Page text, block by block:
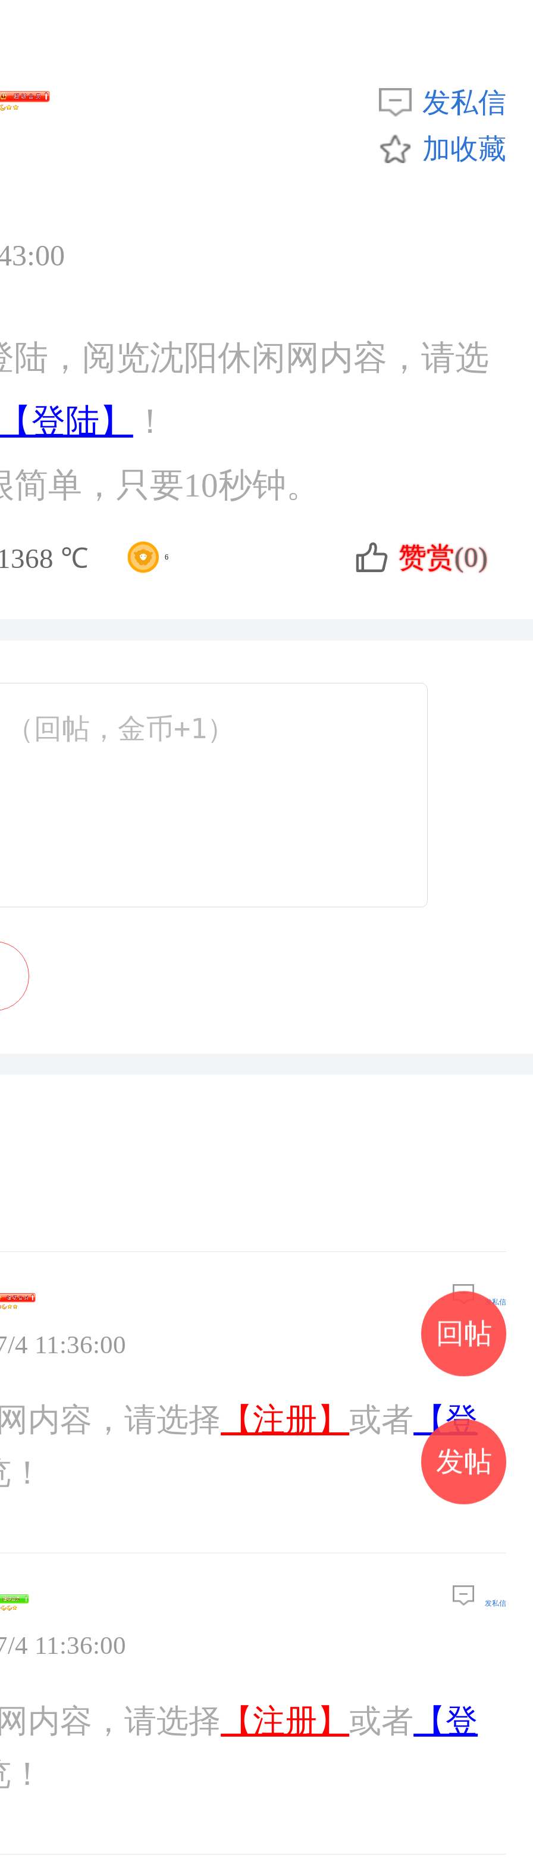
发私信
加收藏
陆，阅览沈阳休闲网内容，请选
登陆】
！
单，只要10秒钟。
℃ 6 赞赏(0)
4 11:36:00
发私信
内容，请选择 【注册】 或者 【登
4 11:36:00
发私信
内容，请选择 【注册】 或者 【登
回帖
发帖